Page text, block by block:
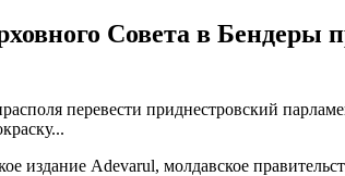
Совета в Бендеры
перевести приднестровский
издание Adevarul, молдавское